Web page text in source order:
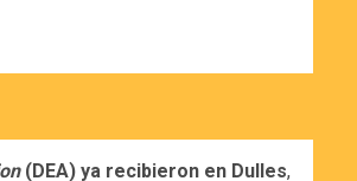
(DEA) ya recibieron en Dulles,